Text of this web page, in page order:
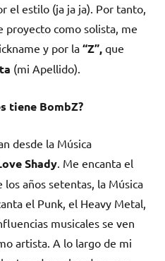
el estilo (ja ja ja). Por tanto,
proyecto como solista, me
y por la “Z”, que
(mi Apellido).
tiene BombZ?
desde la Música
Shady . Me encanta el
los años setentas, la Música
el Punk, el Heavy Metal,
musicales se ven
artista. A lo largo de mi